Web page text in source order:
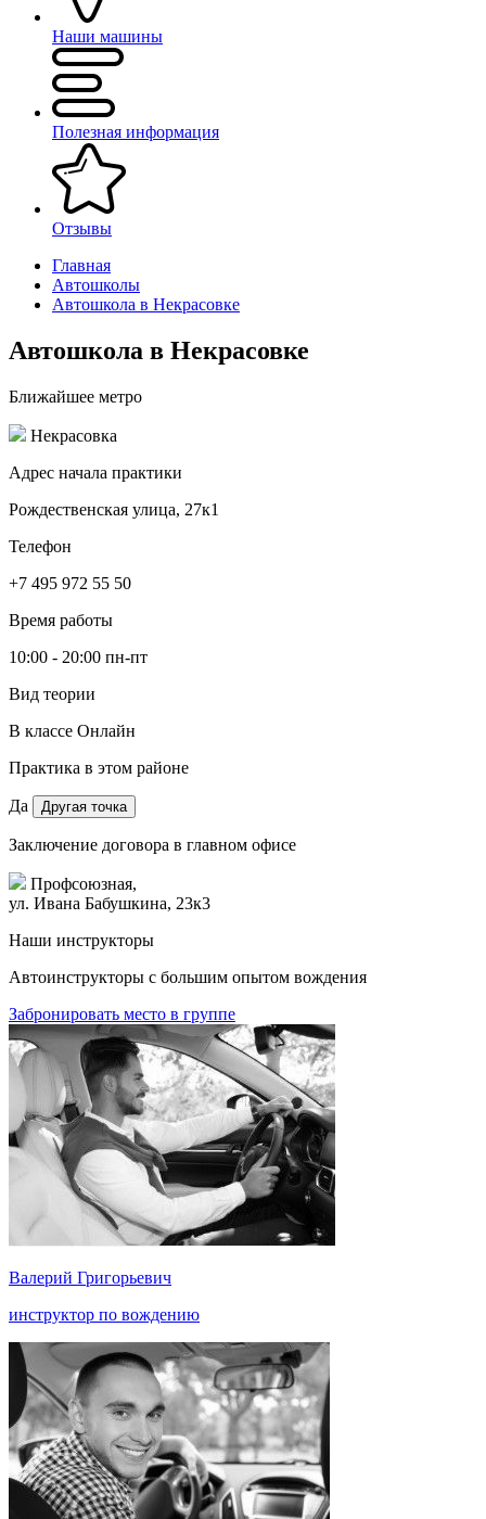
Наши машины
Полезная информация
Отзывы
Главная
Автошколы
Автошкола в Некрасовке
Автошкола в Некрасовке
Ближайшее метро
Некрасовка
Адрес начала практики
Рождественская улица, 27к1
Телефон
+7 495 972 55 50
Время работы
10:00 - 20:00 пн-пт
Вид теории
В классе Онлайн
Практика в этом районе
Да Другая точка
Заключение договора в главном офисе
Профсоюзная,
ул. Ивана Бабушкина, 23к3
Наши инструкторы
Автоинструкторы с большим опытом вождения
Забронировать место в группе
Валерий Григорьевич
инструктор по вождению